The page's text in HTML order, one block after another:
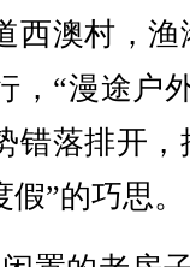
西澳村，
，“漫途户
错落排开
”的巧思。